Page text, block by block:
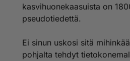
kasvihuonekaasuista on
pseudotiedettä.
Ei sinun uskosi sitä
pohjalta tehdyt